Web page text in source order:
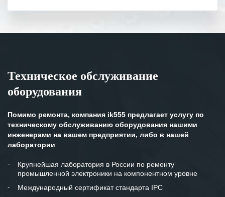
Особенно хочется отметить высокую
клиентоориентированность
готовность помочь в самых сложных
Мы высоко ценим сложившиеся
и доверительные партнерские
отношения и искренне желаем
«Инженерной компании «555» долгих
лет успеха и процветания.
Техническое обслуживание
оборудования
Помимо ремонта, компания ik555 предлагает услугу по
техническому обслуживанию оборудования нашими
инженерами на вашем предприятии, либо в нашей
лаборатории
Крупнейшая лаборатория в России по ремонту
промышленной электроники на компонентном уровне
Международный сертификат стандарта IPC